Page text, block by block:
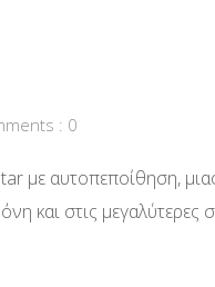
: 0
με αυτοπεποίθηση,
και στις